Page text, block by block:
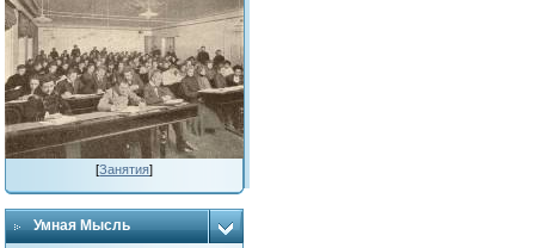
[Занятия]
Умная Мысль